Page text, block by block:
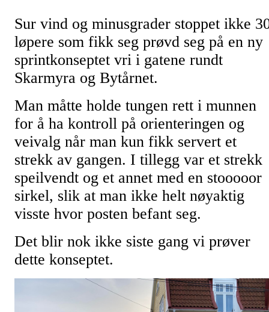
Sur vind og minusgrader stoppet ikke
løpere som fikk seg prøvd seg på en ny
sprintkonseptet vri i gatene rundt
Skarmyra og Bytårnet.
Man måtte holde tungen rett i munnen
for å ha kontroll på orienteringen og
veivalg når man kun fikk servert et
strekk av gangen. I tillegg var et strekk
speilvendt og et annet med en stooooor
sirkel, slik at man ikke helt nøyaktig
visste hvor posten befant seg.
Det blir nok ikke siste gang vi prøver
dette konseptet.